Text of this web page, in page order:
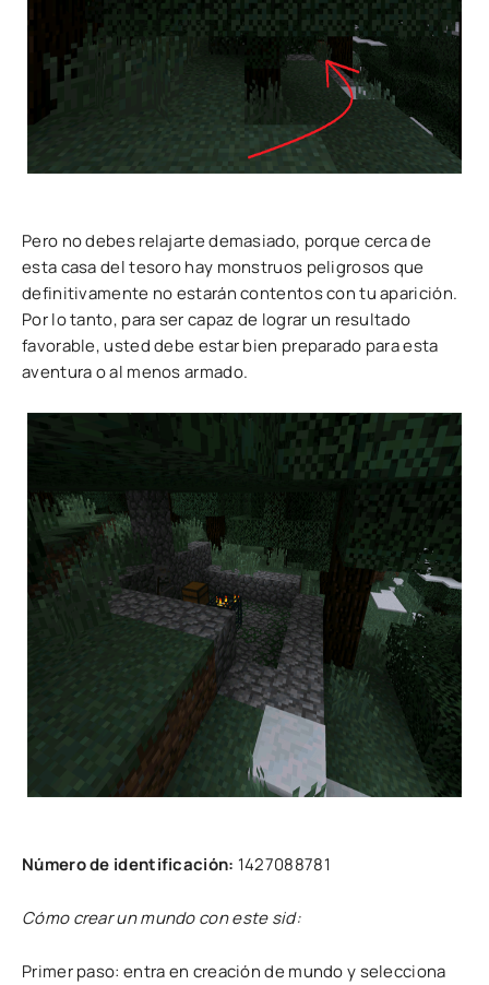
Pero no debes relajarte demasiado, porque cerca de
esta casa del tesoro hay monstruos peligrosos que
definitivamente no estarán contentos con tu aparición.
Por lo tanto, para ser capaz de lograr un resultado
favorable, usted debe estar bien preparado para esta
aventura o al menos armado.
Número de identificación: 1427088781
Cómo crear un mundo con este sid:
Primer paso: entra en creación de mundo y selecciona